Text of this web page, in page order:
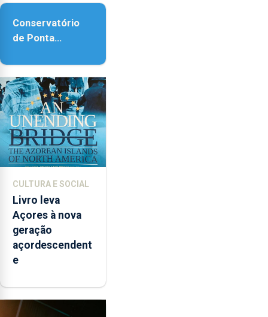
Conservatório
de Ponta
contar com
novos
instrumentos
CULTURA E SOCIAL
Livro leva
Açores à nova
geração
açordescendent
e